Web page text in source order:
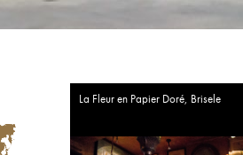
La Fleur en Papier Doré, Brisele